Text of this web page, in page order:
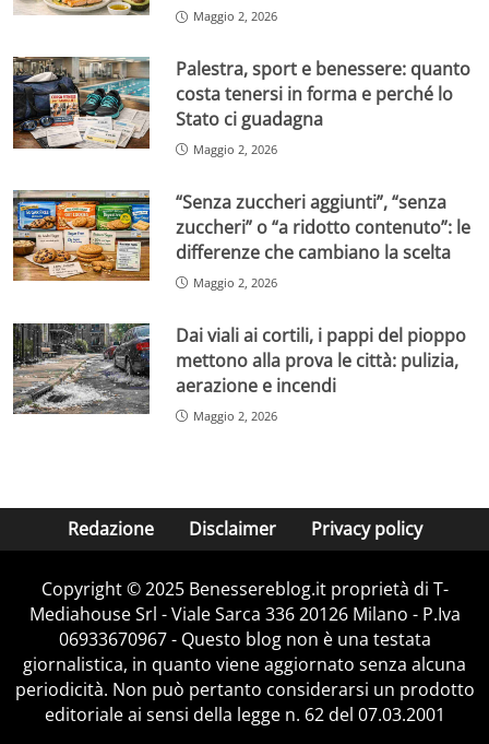
Maggio 2, 2026
Palestra, sport e benessere: quanto
costa tenersi in forma e perché lo
Stato ci guadagna
Maggio 2, 2026
“Senza zuccheri aggiunti”, “senza
zuccheri” o “a ridotto contenuto”: le
differenze che cambiano la scelta
Maggio 2, 2026
Dai viali ai cortili, i pappi del pioppo
mettono alla prova le città: pulizia,
aerazione e incendi
Maggio 2, 2026
Redazione Disclaimer Privacy policy
Copyright © 2025 Benessereblog.it proprietà di T-
Mediahouse Srl - Viale Sarca 336 20126 Milano - P.Iva
06933670967 - Questo blog non è una testata
giornalistica, in quanto viene aggiornato senza alcuna
periodicità. Non può pertanto considerarsi un prodotto
editoriale ai sensi della legge n. 62 del 07.03.2001